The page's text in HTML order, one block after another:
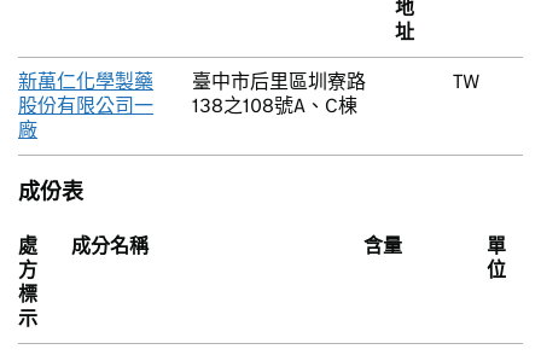
地
址
新萬仁化學製藥
股份有限公司一
廠
臺中市后里區圳寮路
138之108號A、C棟
TW
成份表
處
方
標
示
成分名稱 含量
單
位